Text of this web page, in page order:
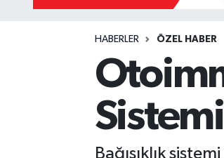
HABERLER ÖZEL HABER
Bağışıklık